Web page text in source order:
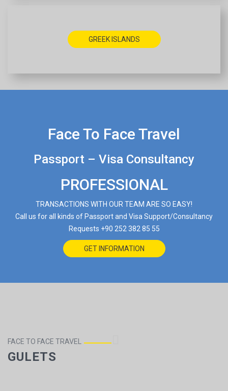
GREEK ISLANDS
Face To Face Travel
Passport – Visa Consultancy
PROFESSIONAL
TRANSACTIONS WITH OUR TEAM ARE SO EASY!
Call us for all kinds of Passport and Visa Support/Consultancy
Requests +90 252 382 85 55
GET INFORMATION
FACE TO FACE TRAVEL
GULETS